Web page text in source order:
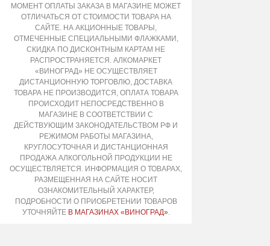
МОМЕНТ ОПЛАТЫ ЗАКАЗА В МАГАЗИНЕ МОЖЕТ
ОТЛИЧАТЬСЯ ОТ СТОИМОСТИ ТОВАРА НА
САЙТЕ. НА АКЦИОННЫЕ ТОВАРЫ,
ОТМЕЧЕННЫЕ СПЕЦИАЛЬНЫМИ ФЛАЖКАМИ,
СКИДКА ПО ДИСКОНТНЫМ КАРТАМ НЕ
РАСПРОСТРАНЯЕТСЯ. АЛКОМАРКЕТ
«ВИНОГРАД» НЕ ОСУЩЕСТВЛЯЕТ
ДИСТАНЦИОННУЮ ТОРГОВЛЮ, ДОСТАВКА
ТОВАРА НЕ ПРОИЗВОДИТСЯ, ОПЛАТА ТОВАРА
ПРОИСХОДИТ НЕПОСРЕДСТВЕННО В
МАГАЗИНЕ В СООТВЕТСТВИИ С
ДЕЙСТВУЮЩИМ ЗАКОНОДАТЕЛЬСТВОМ РФ И
РЕЖИМОМ РАБОТЫ МАГАЗИНА,
КРУГЛОСУТОЧНАЯ И ДИСТАНЦИОННАЯ
ПРОДАЖА АЛКОГОЛЬНОЙ ПРОДУКЦИИ НЕ
ОСУЩЕСТВЛЯЕТСЯ. ИНФОРМАЦИЯ О ТОВАРАХ,
РАЗМЕЩЕННАЯ НА САЙТЕ НОСИТ
ОЗНАКОМИТЕЛЬНЫЙ ХАРАКТЕР,
ПОДРОБНОСТИ О ПРИОБРЕТЕНИИ ТОВАРОВ
УТОЧНЯЙТЕ В МАГАЗИНАХ «ВИНОГРАД».